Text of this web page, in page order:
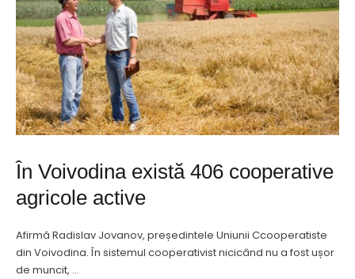
În Voivodina există 406 cooperative
agricole active
Afirmă Radislav Jovanov, președintele Uniunii Ccooperatiste
din Voivodina. În sistemul cooperativist nicicând nu a fost ușor
de muncit, …